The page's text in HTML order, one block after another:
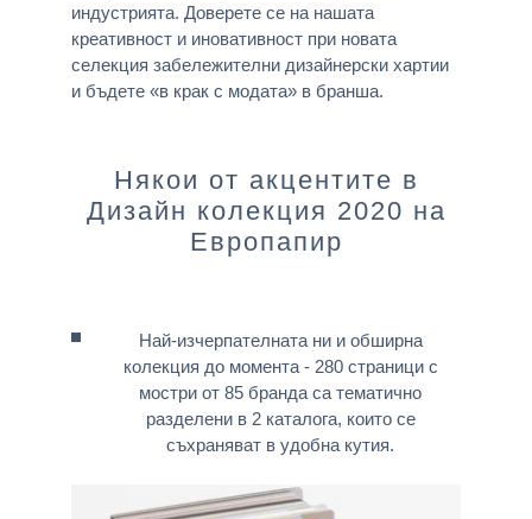
индустрията. Доверете се на нашата
креативност и иновативност при новата
селекция забележителни дизайнерски хартии
и бъдете «в крак с модата» в бранша.
Някои от акцентите в
Дизайн колекция 2020 на
Европапир
Най-изчерпателната ни и обширна
колекция до момента - 280 страници с
мостри от 85 бранда са тематично
разделени в 2 каталога, които се
съхраняват в удобна кутия.